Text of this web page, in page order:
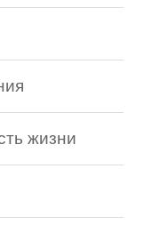
жизни